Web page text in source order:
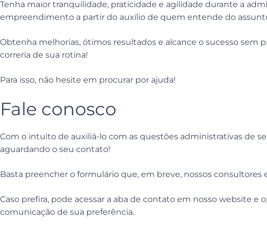
Tenha maior tranquilidade, praticidade e agilidade durante a
empreendimento a partir do auxílio de quem entende do
Obtenha melhorias, ótimos resultados e alcance o sucesso sem
correria de sua rotina!
Para isso, não hesite em procurar por ajuda!
Fale conosco
Com o intuito de auxiliá-lo com as questões administrativas de
aguardando o seu contato!
Basta preencher o formulário que, em breve, nossos consultores
Caso prefira, pode acessar a aba de contato em nosso website e
comunicação de sua preferência.